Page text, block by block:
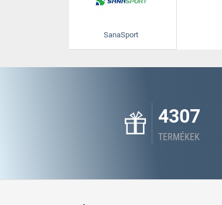
SanaSport
4307
TERMÉKEK